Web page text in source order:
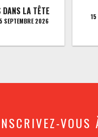
LA TÊTE
SEPTEMBRE 2026
15
VOUS